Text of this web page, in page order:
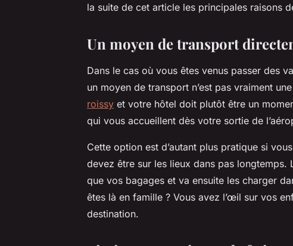
la suite de cet article les principales raisons
Un moyen de transport
Dans le cas où vous êtes venus passer des
un moyen de transport n’est pas vraiment
roissy et votre hôtel doit plutôt être un
qui vous accueillent dès votre sortie de
Cette option est d’autant plus pratique si
devez être sur les lieux dans pas
que vos bagages et va ensuite les charger
êtes là en famille ? Vous avez l’œil sur vos
destination.